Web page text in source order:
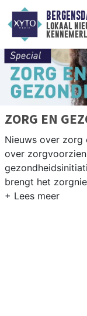
lokaal
ZORG EN
Nieuws over zorg
over
brengt het